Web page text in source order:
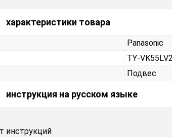
характеристики товара
Panasonic
TY-
Подвес
инструкция на русском языке
инструкций